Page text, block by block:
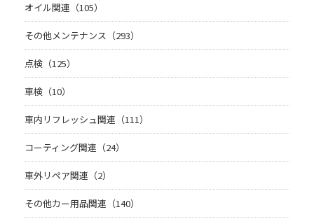
オイル関連（105）
その他メンテナンス（293）
点検（125）
車検（10）
車内リフレッシュ関連（111）
コーティング関連（24）
車外リペア関連（2）
その他カー用品関連（140）